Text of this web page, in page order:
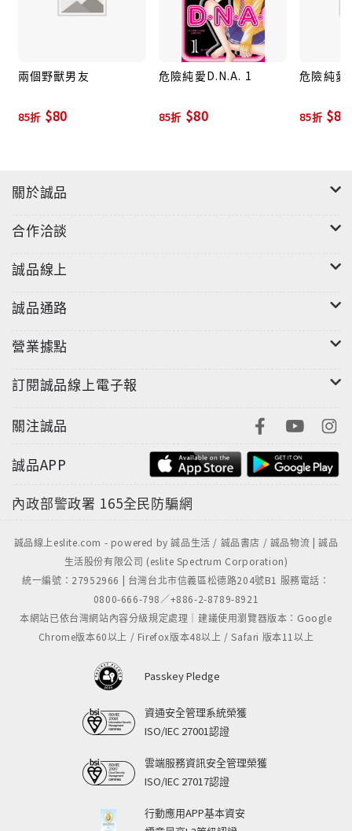
兩個野獸男友
85折 $80
危險純愛D.N.A. 1
85折 $80
危險純愛
85折 $80
關於誠品
合作洽談
誠品線上
誠品通路
營業據點
訂閱誠品線上電子報
關注誠品
誠品APP
內政部警政署 165全民防騙網
誠品線上eslite.com - powered by 誠品生活 / 誠品書店 / 誠品物流 | 誠品
生活股份有限公司 (eslite Spectrum Corporation)
統一編號：27952966 | 台灣台北市信義區松德路204號B1 服務電話：
0800-666-798／+886-2-8789-8921
本網站已依台灣網站內容分級規定處理｜建議使用瀏覽器版本：Google
Chrome版本60以上 / Firefox版本48以上 / Safari 版本11以上
Passkey Pledge
資通安全管理系統榮獲
ISO/IEC 27001認證
雲端服務資訊安全管理榮獲
ISO/IEC 27017認證
行動應用APP基本資安